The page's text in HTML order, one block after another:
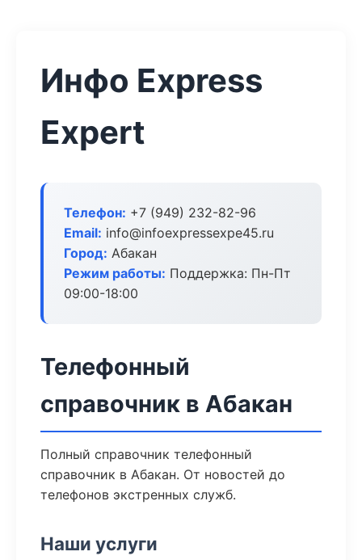
Инфо Express
Expert
Телефон: +7 (949) 232-82-96
Email: info@infoexpressexpe45.ru
Город: Абакан
Режим работы: Поддержка: Пн-Пт
09:00-18:00
Телефонный
справочник в Абакан
Полный справочник телефонный
справочник в Абакан. От новостей до
телефонов экстренных служб.
Наши услуги